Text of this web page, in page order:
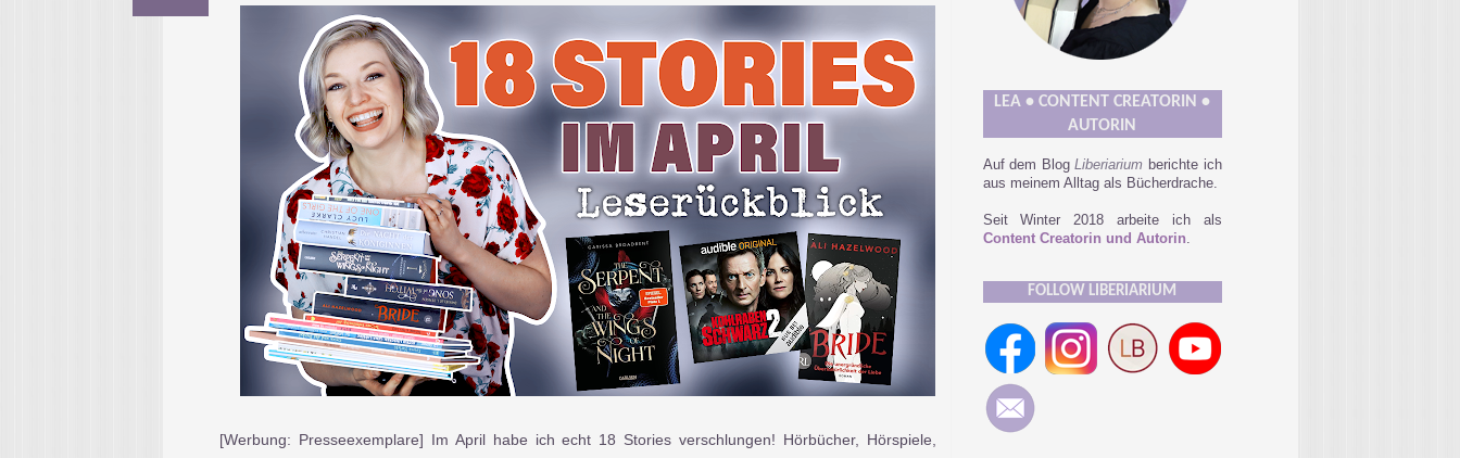
[Werbung: Presseexemplare] Im April habe ich echt 18 Stories verschlungen! Hörbücher, Hörspiele,
LEA • CONTENT CREATORIN •
AUTORIN
Auf dem BlogLiberiarium berichte ich
aus meinem Alltag als Bücherdrache.
Seit Winter 2018 arbeite ich als
Content Creatorin und Autorin.
FOLLOW LIBERIARIUM